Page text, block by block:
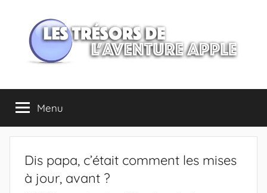
contenu
Les
trésors
de
l'Aventure
Menu
Dis papa, c’était comment les mises
à jour, avant ?